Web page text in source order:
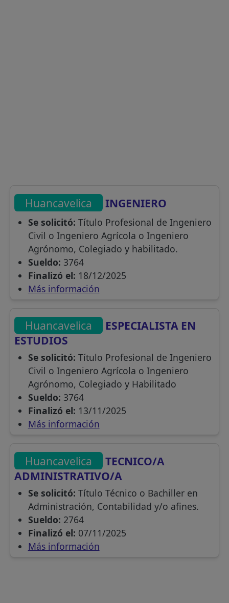
Huancavelica INGENIERO
Se solicitó: Título Profesional de Ingeniero
Civil o Ingeniero Agrícola o Ingeniero
Agrónomo, Colegiado y habilitado.
Sueldo: 3764
Finalizó el: 18/12/2025
Más información
Huancavelica
ESPECIALISTA EN
ESTUDIOS
Se solicitó: Título Profesional de Ingeniero
Civil o Ingeniero Agrícola o Ingeniero
Agrónomo, Colegiado y Habilitado
Sueldo: 3764
Finalizó el: 13/11/2025
Más información
Huancavelica
TECNICO/A
ADMINISTRATIVO/A
Se solicitó: Título Técnico o Bachiller en
Administración, Contabilidad y/o afines.
Sueldo: 2764
Finalizó el: 07/11/2025
Más información